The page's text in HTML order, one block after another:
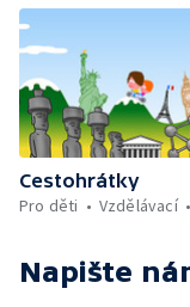
Cestohrátky
Pro děti
Vzdělávací
Napište